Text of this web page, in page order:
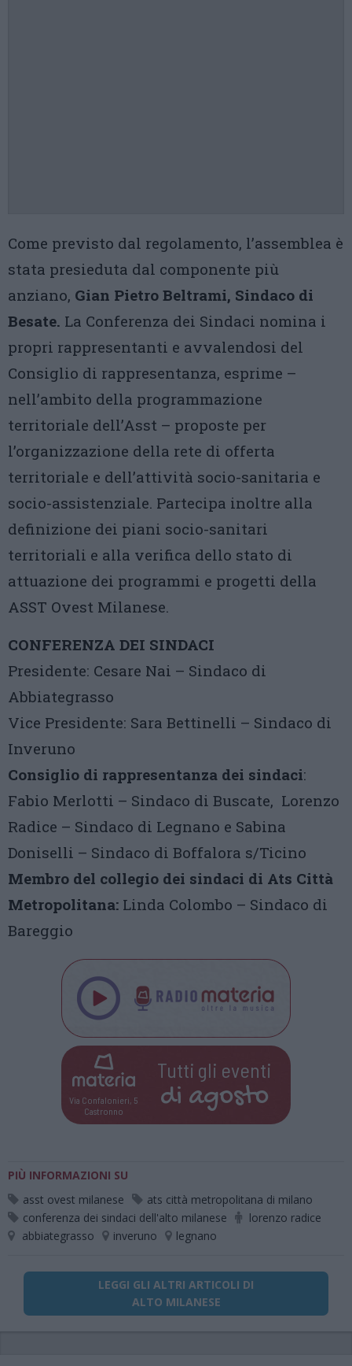
Come previsto dal regolamento, l’assemblea è
stata presieduta dal componente più
anziano, Gian Pietro Beltrami, Sindaco di
Besate. La Conferenza dei Sindaci nomina i
propri rappresentanti e avvalendosi del
Consiglio di rappresentanza, esprime –
nell’ambito della programmazione
territoriale dell’Asst – proposte per
l’organizzazione della rete di offerta
territoriale e dell’attività socio-sanitaria e
socio-assistenziale. Partecipa inoltre alla
definizione dei piani socio-sanitari
territoriali e alla verifica dello stato di
attuazione dei programmi e progetti della
ASST Ovest Milanese.
CONFERENZA DEI SINDACI
Presidente: Cesare Nai – Sindaco di
Abbiategrasso
Vice Presidente: Sara Bettinelli – Sindaco di
Inveruno
Consiglio di rappresentanza dei sindaci:
Fabio Merlotti – Sindaco di Buscate, Lorenzo
Radice – Sindaco di Legnano e Sabina
Doniselli – Sindaco di Boffalora s/Ticino
Membro del collegio dei sindaci di Ats Città
Metropolitana: Linda Colombo – Sindaco di
Bareggio
Via Confalonieri, 5
Castronno
Tutti gli eventi
di agosto
PIÙ INFORMAZIONI SU
asst ovest milanese
ats città metropolitana di milano
conferenza dei sindaci dell'alto milanese
lorenzo radice
abbiategrasso
inveruno legnano
LEGGI GLI ALTRI ARTICOLI DI
ALTO MILANESE